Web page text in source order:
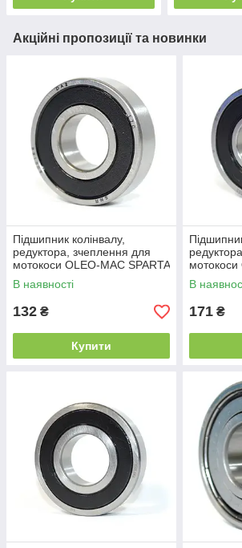
Акційні пропозиції та новинки
Підшипник колінвалу,
редуктора, зчеплення для
мотокоси OLEO-MAC SPARTA
25 SPARTA 37, SPARTA 38,
SPARTA 40,
В наявності
132 ₴
Купити
мотокоси
25
SPARTA
В
171 ₴